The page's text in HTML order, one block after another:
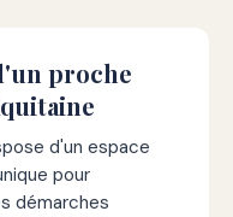
proche
d'un espace
pour
démarches